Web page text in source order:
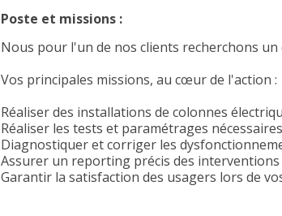
Poste et missions :
Nous pour l'un de nos clients recherchons
Vos principales missions, au cœur de l'action :
Réaliser des installations de colonnes
Réaliser les tests et paramétrages
Diagnostiquer et corriger les
Assurer un reporting précis des
Garantir la satisfaction des usagers lors de